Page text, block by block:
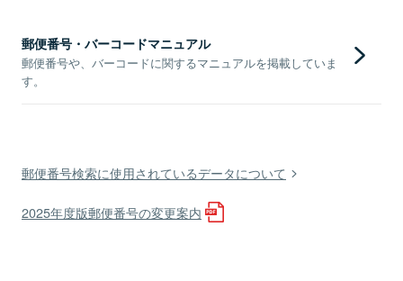
郵便番号・バーコードマニュアル
郵便番号や、バーコードに関するマニュアルを掲載していま
す。
郵便番号検索に使用されているデータについて
2025年度版郵便番号の変更案内